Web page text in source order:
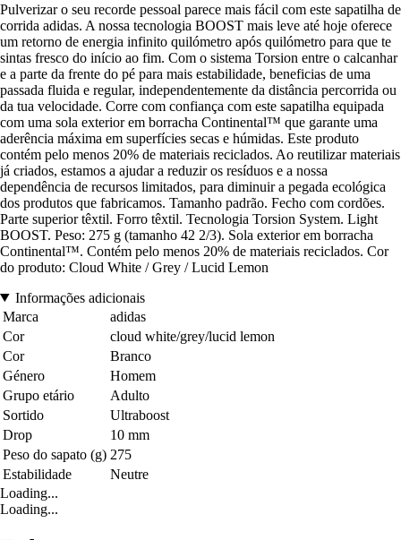
Pulverizar o seu recorde pessoal parece mais fácil com este sapatilha de
corrida adidas. A nossa tecnologia BOOST mais leve até hoje oferece
um retorno de energia infinito quilómetro após quilómetro para que te
sintas fresco do início ao fim. Com o sistema Torsion entre o calcanhar
e a parte da frente do pé para mais estabilidade, beneficias de uma
passada fluida e regular, independentemente da distância percorrida ou
da tua velocidade. Corre com confiança com este sapatilha equipada
com uma sola exterior em borracha Continental™ que garante uma
aderência máxima em superfícies secas e húmidas. Este produto
contém pelo menos 20% de materiais reciclados. Ao reutilizar materiais
já criados, estamos a ajudar a reduzir os resíduos e a nossa
dependência de recursos limitados, para diminuir a pegada ecológica
dos produtos que fabricamos. Tamanho padrão. Fecho com cordões.
Parte superior têxtil. Forro têxtil. Tecnologia Torsion System. Light
BOOST. Peso: 275 g (tamanho 42 2/3). Sola exterior em borracha
Continental™. Contém pelo menos 20% de materiais reciclados. Cor
do produto: Cloud White / Grey / Lucid Lemon
Informações adicionais
Marca
adidas
Cor
cloud white/grey/lucid lemon
Cor
Branco
Género
Homem
Grupo etário
Adulto
Sortido
Ultraboost
Drop
10 mm
Peso do sapato (g) 275
Estabilidade
Neutre
Loading...
Loading...